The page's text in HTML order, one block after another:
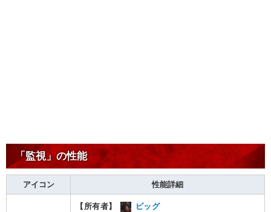
「監視」の性能
アイコン 性能詳細
【所有者】
ピッグ